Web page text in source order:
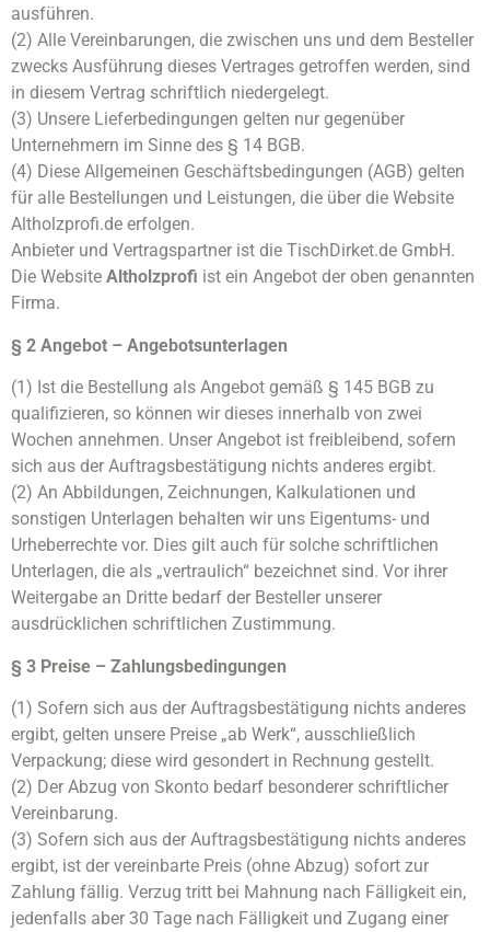
ausführen.
(2) Alle Vereinbarungen, die zwischen uns und dem Besteller
zwecks Ausführung dieses Vertrages getroffen werden, sind
in diesem Vertrag schriftlich niedergelegt.
(3) Unsere Lieferbedingungen gelten nur gegenüber
Unternehmern im Sinne des § 14 BGB.
(4) Diese Allgemeinen Geschäftsbedingungen (AGB) gelten
für alle Bestellungen und Leistungen, die über die Website
Altholzprofi.de erfolgen.
Anbieter und Vertragspartner ist die TischDirket.de GmbH.
Die Website Altholzprofi ist ein Angebot der oben genannten
Firma.
§ 2 Angebot – Angebotsunterlagen
(1) Ist die Bestellung als Angebot gemäß § 145 BGB zu
qualifizieren, so können wir dieses innerhalb von zwei
Wochen annehmen. Unser Angebot ist freibleibend, sofern
sich aus der Auftragsbestätigung nichts anderes ergibt.
(2) An Abbildungen, Zeichnungen, Kalkulationen und
sonstigen Unterlagen behalten wir uns Eigentums- und
Urheberrechte vor. Dies gilt auch für solche schriftlichen
Unterlagen, die als „vertraulich“ bezeichnet sind. Vor ihrer
Weitergabe an Dritte bedarf der Besteller unserer
ausdrücklichen schriftlichen Zustimmung.
§ 3 Preise – Zahlungsbedingungen
(1) Sofern sich aus der Auftragsbestätigung nichts anderes
ergibt, gelten unsere Preise „ab Werk“, ausschließlich
Verpackung; diese wird gesondert in Rechnung gestellt.
(2) Der Abzug von Skonto bedarf besonderer schriftlicher
Vereinbarung.
(3) Sofern sich aus der Auftragsbestätigung nichts anderes
ergibt, ist der vereinbarte Preis (ohne Abzug) sofort zur
Zahlung fällig. Verzug tritt bei Mahnung nach Fälligkeit ein,
jedenfalls aber 30 Tage nach Fälligkeit und Zugang einer